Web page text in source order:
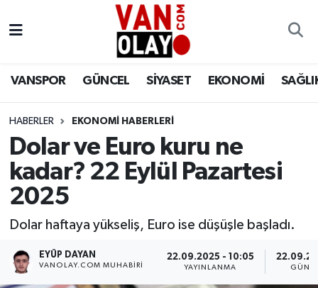
VANSPOR GÜNCEL SİYASET EKONOMİ
HABERLER EKONOMİ HABERLERİ
Dolar ve Euro kuru ne
kadar? 22 Eylül Pazartesi
2025
Dolar haftaya yükseliş, Euro ise düşüşle başladı.
EYÜP DAYAN
VANOLAY.COM MUHABIRI
22.09.2025 - 10:05
YAYINLANMA
Siyaset
Ekonomi
Sağlık
Eğitim
Bilim & Teknoloji
Van Nöbetçi Eczaneler
Van Namaz Vakitleri
Van Trafik Yoğunluk Haritası
Süper Lig Puan Durumu ve Fikstür
Tüm Manşetler
Son Dakika Haberleri